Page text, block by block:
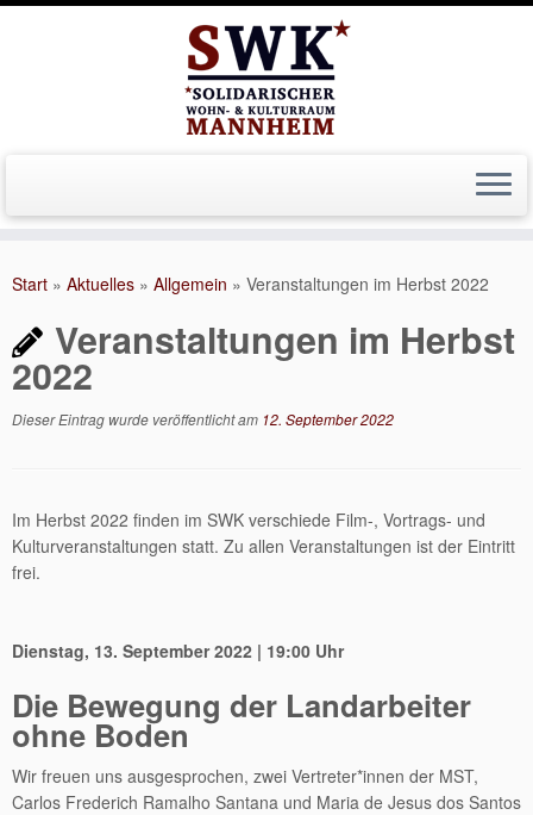
Inhalt
Start » Aktuelles » Allgemein » Veranstaltungen im Herbst 2022
Veranstaltungen im Herbst
2022
Dieser Eintrag wurde veröffentlicht am 12. September 2022
Im Herbst 2022 finden im SWK verschiede Film-, Vortrags- und
Kulturveranstaltungen statt. Zu allen Veranstaltungen ist der Eintritt
frei.
Dienstag, 13. September 2022 | 19:00 Uhr
Die Bewegung der Landarbeiter
ohne Boden
Wir freuen uns ausgesprochen, zwei Vertreter*innen der MST,
Carlos Frederich Ramalho Santana und Maria de Jesus dos Santos